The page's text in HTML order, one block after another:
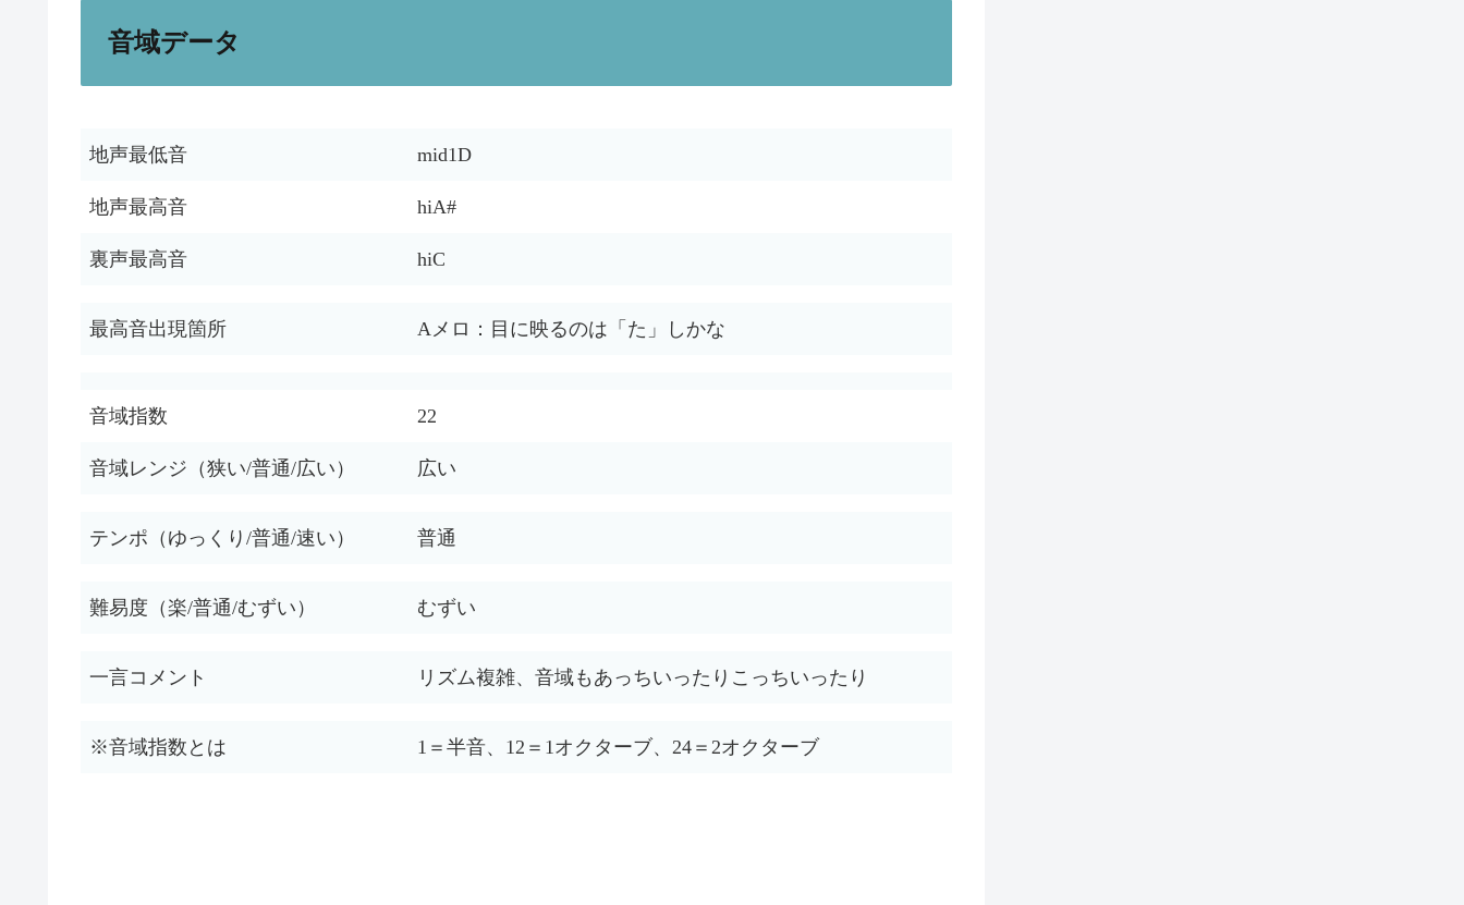
音域データ
地声最低音 mid1D
地声最高音 hiA#
裏声最高音 hiC
最高音出現箇所 Aメロ：目に映るのは「た」しかな
音域指数 22
音域レンジ（狭い/普通/広い） 広い
テンポ（ゆっくり/普通/速い） 普通
難易度（楽/普通/むずい） むずい
一言コメント リズム複雑、音域もあっちいったりこっちいったり
※音域指数とは 1＝半音、12＝1オクターブ、24＝2オクターブ